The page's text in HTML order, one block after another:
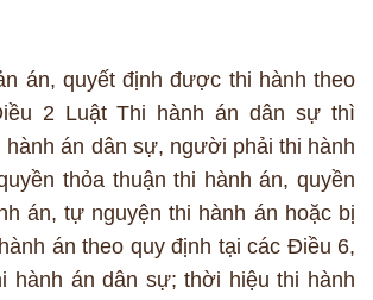
án, quyết định được thi hành theo
2 Luật Thi hành án dân sự thì
án dân sự, người phải thi hành
thỏa thuận thi hành án, quyền
án, tự nguyện thi hành án hoặc bị
án theo quy định tại các Điều 6,
hành án dân sự; thời hiệu thi hành